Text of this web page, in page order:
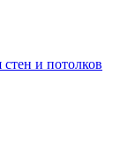
и потолков